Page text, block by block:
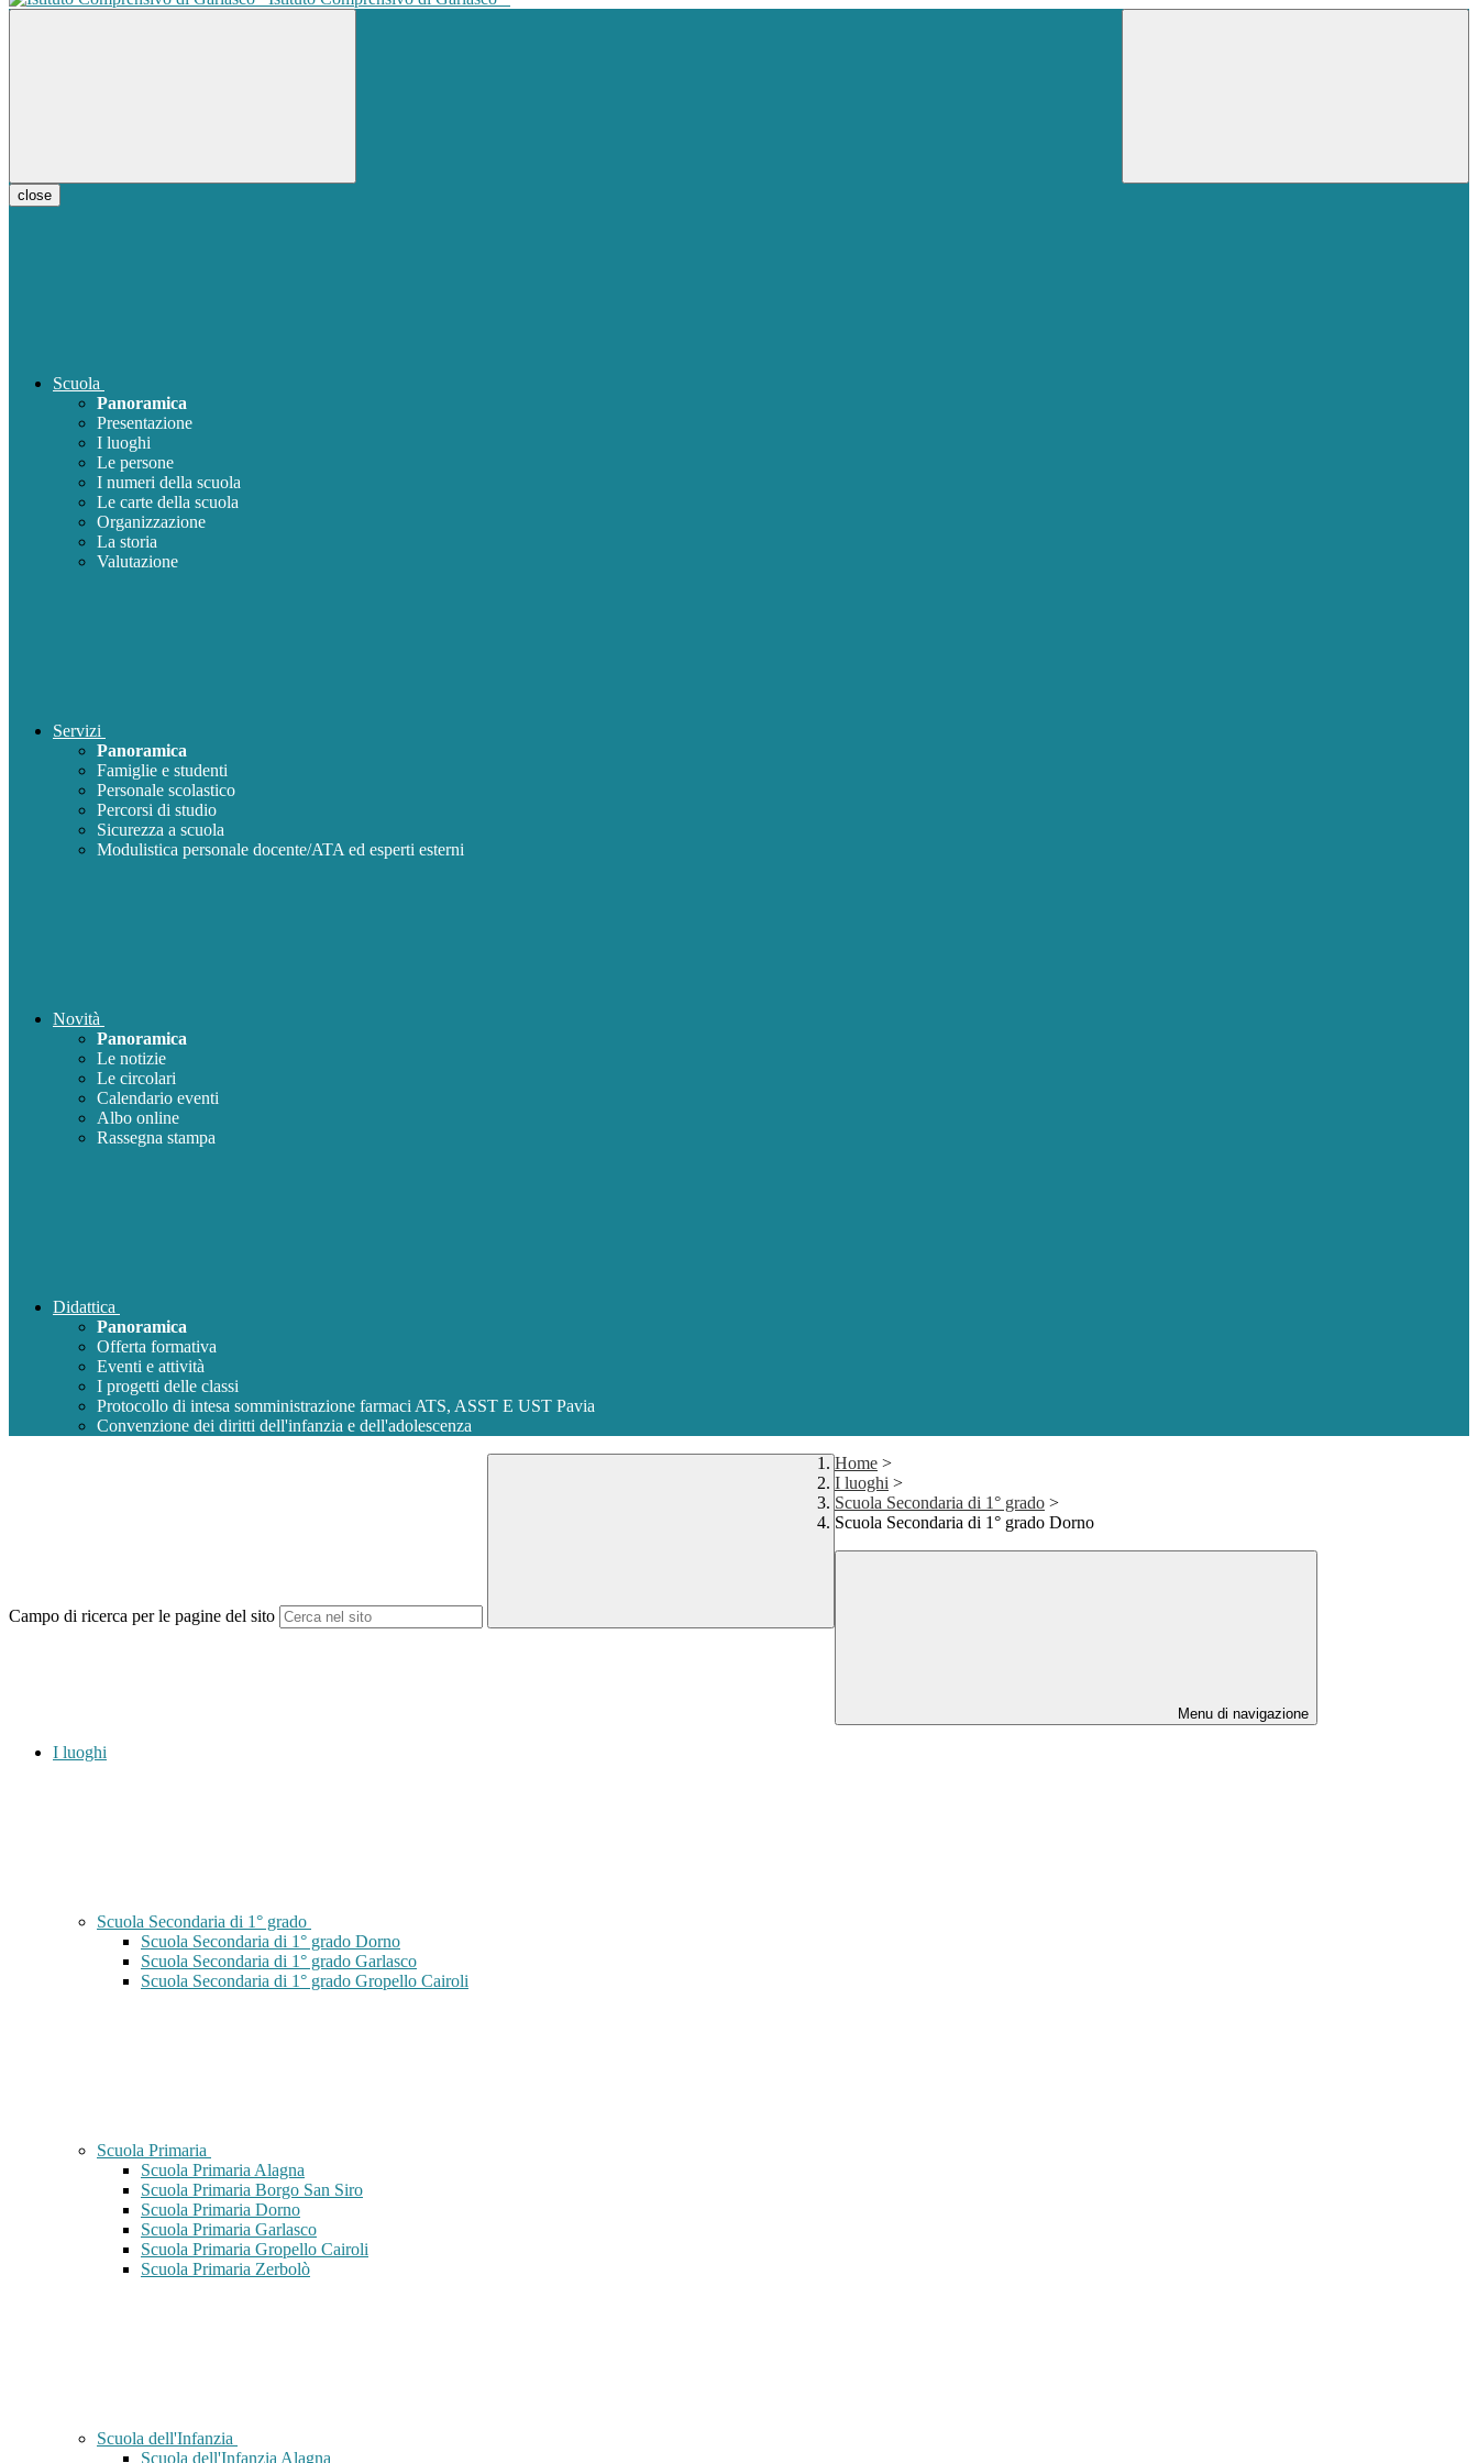
close
Scuola
Panoramica
Presentazione
I luoghi
Le persone
I numeri della scuola
Le carte della scuola
Organizzazione
La storia
Valutazione
Servizi
Panoramica
Famiglie e studenti
Personale scolastico
Percorsi di studio
Sicurezza a scuola
Modulistica personale docente/ATA ed esperti esterni
Novità
Panoramica
Le notizie
Le circolari
Calendario eventi
Albo online
Rassegna stampa
Didattica
Panoramica
Offerta formativa
Eventi e attività
I progetti delle classi
Protocollo di intesa somministrazione farmaci ATS, ASST E UST Pavia
Convenzione dei diritti dell'infanzia e dell'adolescenza
Campo di ricerca per le pagine del sito
Home >
I luoghi >
Scuola Secondaria di 1° grado >
Scuola Secondaria di 1° grado Dorno
Menu di navigazione
I luoghi
Scuola Secondaria di 1° grado
Scuola Secondaria di 1° grado Dorno
Scuola Secondaria di 1° grado Garlasco
Scuola Secondaria di 1° grado Gropello Cairoli
Scuola Primaria
Scuola Primaria Alagna
Scuola Primaria Borgo San Siro
Scuola Primaria Dorno
Scuola Primaria Garlasco
Scuola Primaria Gropello Cairoli
Scuola Primaria Zerbolò
Scuola dell'Infanzia
Scuola dell'Infanzia Alagna